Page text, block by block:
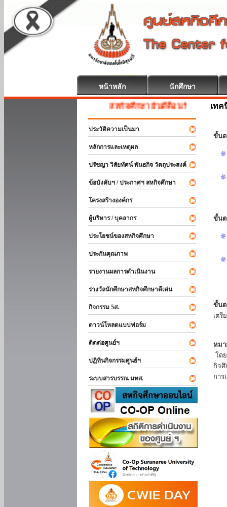
หน้าหลัก นักศึกษา
สหกิจศึกษา ยินดีต้อนรับ
ประวัติความเป็นมา
หลักการและเหตุผล
ปรัชญา วิสัยทัศน์ พันธกิจ วัตถุประสงค์
ข้อบังคับฯ / ประกาศฯ สหกิจศึกษา
โครงสร้างองค์กร
ผู้บริหาร / บุคลากร
ประโยชน์ของสหกิจศึกษา
ประกันคุณภาพ
รายงานผลการดำเนินงาน
รางวัลนักศึกษาสหกิจศึกษาดีเด่น
กิจกรรม 5ส.
ดาวน์โหลดแบบฟอร์ม
ติดต่อศูนย์ฯ
ปฏิทินกิจกรรมศูนย์ฯ
ระบบสารบรรณ มทส.
เทค
ขั้นต
ขั้นต
ขั้น
เตรี
หมา
โด
กิจ
การ